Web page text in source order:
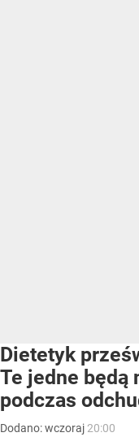
Dietetyk
Te jedne będą
podczas
Dodano:wczoraj 20:00